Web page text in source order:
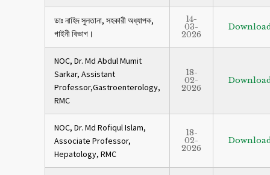
ডাঃ নাহিদ সুলতানা, সহকারী অধ্যাপক,
গাইনী বিভাগ।
14-
03-
2026
NOC, Dr. Md Abdul Mumit
Sarkar, Assistant
Professor,Gastroenterology,
RMC
18-
02-
2026
NOC, Dr. Md Rofiqul Islam,
Associate Professor,
Hepatology, RMC
18-
02-
2026